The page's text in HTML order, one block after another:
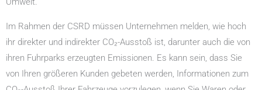
Im Rahmen der CSRD müssen Unternehmen melden, wie hoch
ihr direkter und indirekter CO₂-Ausstoß ist, darunter auch die von
ihren Fuhrparks erzeugten Emissionen. Es kann sein, dass Sie
von Ihren größeren Kunden gebeten werden, Informationen zum